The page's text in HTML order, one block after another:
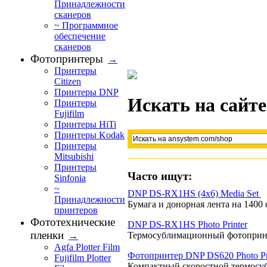
Искать на сайте
Часто ищут:
DNP DS-RX1HS (4x6) Media Set
Бумага и донорная лента на 1400
DNP DS-RX1HS Photo Printer
Термосублимационный
Фотопринтер DNP DS620 Photo
Принадлежности
сканеров
~ Программное
обеспечение
сканеров
Фотопринтеры
→
Принтеры
Citizen
Принтеры DNP
Принтеры
Fujifilm
Принтеры HiTi
Принтеры Kodak
Принтеры
Mitsubishi
Принтеры
Sinfonia
~
Принадлежности
принтеров
Фототехнические
пленки
→
Agfa Plotter Film
Fujifilm Plotter